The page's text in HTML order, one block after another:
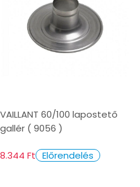
VAILLANT 60/100 lapostető
gallér ( 9056 )
8.344 Ft Előrendelés